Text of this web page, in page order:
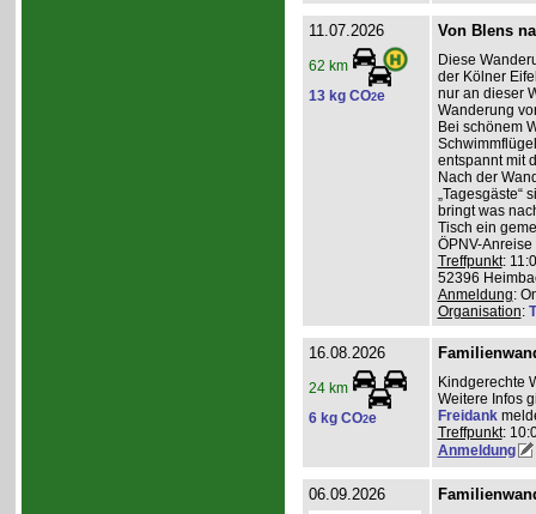
11.07.2026
62 km
13 kg CO2e
Von Blens
Diese
der Kölner
nur an dieser
Wanderung
Bei schönem
entspannt mit
Nach der
„Tagesgäste“
bringt was
Tisch ein
ÖPNV-
Treffpunkt:
52396
Anmeldung:
Organisation:
16.08.2026
24 km
6 kg CO2e
Kindgerechte
Weitere Infos
Freidank
Treffpunkt:
Anmeldung
06.09.2026